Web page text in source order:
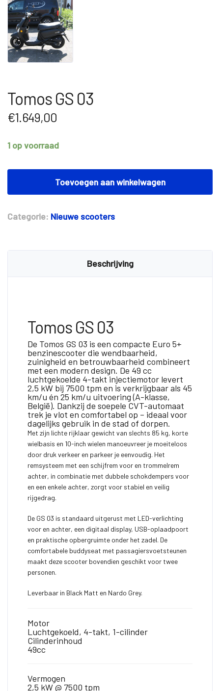
Tomos GS 03
€1.649,00
1 op voorraad
Tomos
03
Toevoegen aan winkelwagen
Categorie: Nieuwe scooters
Beschrijving
Tomos GS 03
De Tomos GS 03 is een compacte Euro 5+
benzinescooter die wendbaarheid,
zuinigheid en betrouwbaarheid combineert
met een modern design. De 49 cc
luchtgekoelde 4-takt injectiemotor levert
2,5 kW bij 7500 tpm en is verkrijgbaar als 45
km/u én 25 km/u uitvoering (A-klasse,
België). Dankzij de soepele CVT-automaat
trek je vlot en comfortabel op – ideaal voor
dagelijks gebruik in de stad of dorpen.
Met zijn lichte rijklaar gewicht van slechts 85 kg, korte
wielbasis en 10-inch wielen manoeuvreer je moeiteloos
door druk verkeer en parkeer je eenvoudig. Het
remsysteem met een schijfrem voor en trommelrem
achter, in combinatie met dubbele schokdempers voor
en een enkele achter, zorgt voor stabiel en veilig
rijgedrag.
De GS 03 is standaard uitgerust met LED-verlichting
voor en achter, een digitaal display, USB-oplaadpoort
en praktische opbergruimte onder het zadel. De
comfortabele buddyseat met passagiersvoetsteunen
maakt deze scooter bovendien geschikt voor twee
personen.
Leverbaar in Black Matt en Nardo Grey.
Motor
Luchtgekoeld, 4-takt, 1-cilinder
Cilinderinhoud
49cc
Vermogen
2,5 kW @ 7500 tpm